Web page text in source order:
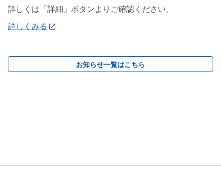
詳しくは「詳細」ボタンよりご確認ください。
詳しくみる
お知らせ一覧はこちら